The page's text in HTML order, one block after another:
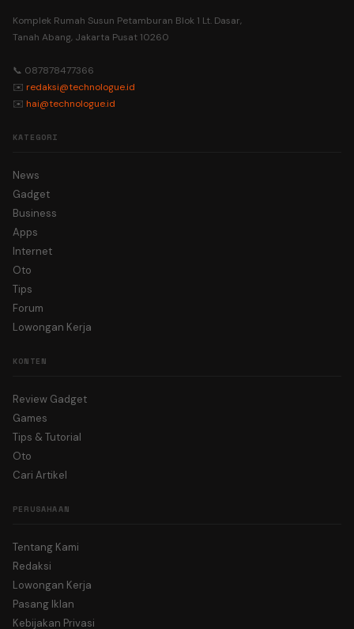
Komplek Rumah Susun Petamburan Blok 1 Lt. Dasar,
Tanah Abang, Jakarta Pusat 10260
📞 087878477366
✉️ redaksi@technologue.id
✉️ hai@technologue.id
KATEGORI
News
Gadget
Business
Apps
Internet
Oto
Tips
Forum
Lowongan Kerja
KONTEN
Review Gadget
Games
Tips & Tutorial
Oto
Cari Artikel
PERUSAHAAN
Tentang Kami
Redaksi
Lowongan Kerja
Pasang Iklan
Kebijakan Privasi